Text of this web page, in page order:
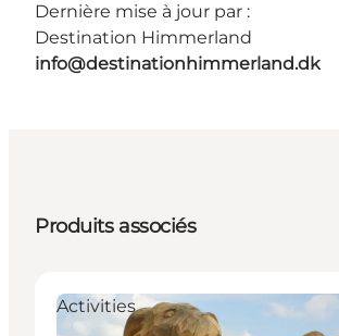
Dernière mise à jour par :
Destination Himmerland
info@destinationhimmerland.dk
Produits associés
Activities